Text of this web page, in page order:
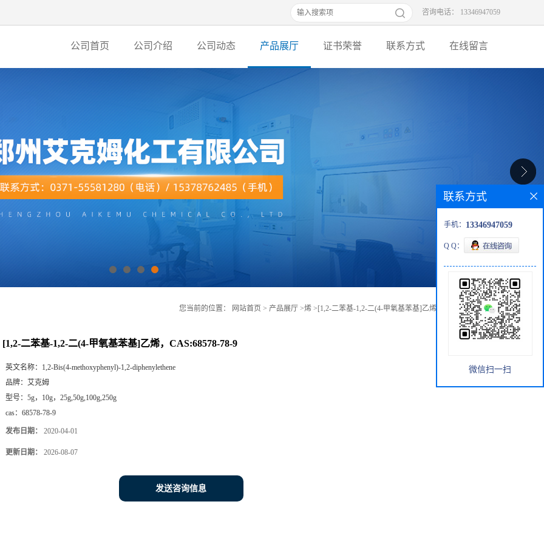
咨询电话： 13346947059
公司首页 公司介绍 公司动态 产品展厅 证书荣誉 联系方式 在线留言
您当前的位置： 网站首页 > 产品展厅 >烯 >[1,2-二苯基-1,2-二(4-甲氧基苯基]乙烯，CAS:68578-78-9
[1,2-二苯基-1,2-二(4-甲氧基苯基]乙烯，CAS:68578-78-9
英文名称： 1,2-Bis(4-methoxyphenyl)-1,2-diphenylethene
品牌： 艾克姆
型号： 5g，10g，25g,50g,100g,250g
cas： 68578-78-9
发布日期： 2020-04-01
更新日期： 2026-08-07
发送咨询信息
联系方式
手机： 13346947059
Q Q：
微信扫一扫